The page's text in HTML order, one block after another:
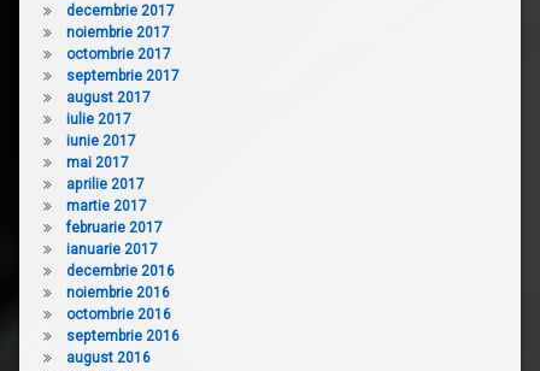
decembrie 2017
noiembrie 2017
octombrie 2017
septembrie 2017
august 2017
iulie 2017
iunie 2017
mai 2017
aprilie 2017
martie 2017
februarie 2017
ianuarie 2017
decembrie 2016
noiembrie 2016
octombrie 2016
septembrie 2016
august 2016